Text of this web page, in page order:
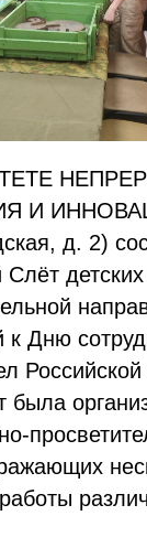
И
д. 2)
Слëт
к Дню
была